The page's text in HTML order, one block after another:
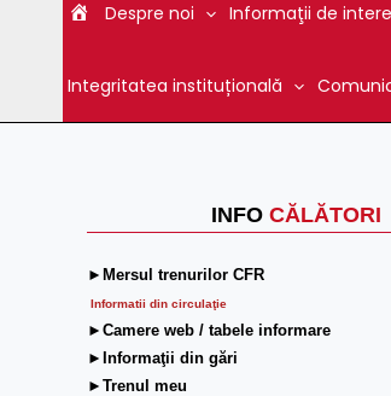
Despre noi Informaţii de
Integritatea instituțională
INFO CĂLĂTORI
►Mersul trenurilor CFR
Informatii din circulaţie
►Camere web / tabele informare
►Informaţii din gări
►Trenul meu